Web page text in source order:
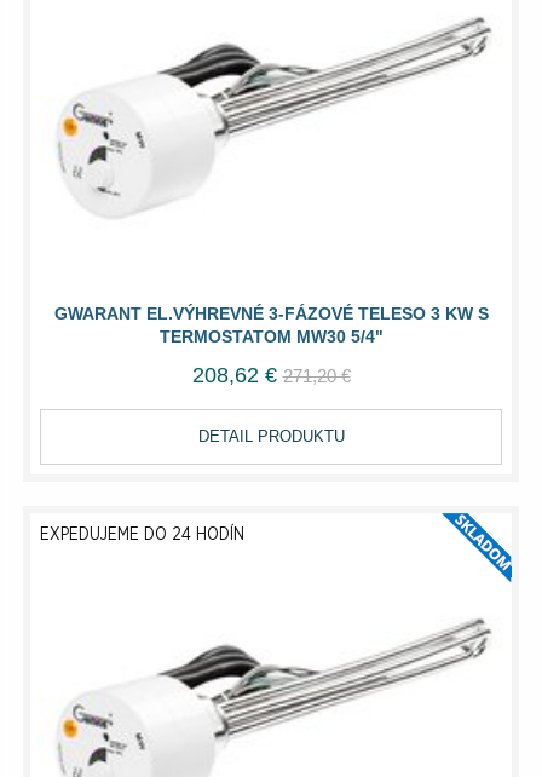
GWARANT EL.VÝHREVNÉ 3-FÁZOVÉ TELESO 3 KW S
TERMOSTATOM MW30 5/4"
208,62 € 271,20 €
DETAIL PRODUKTU
EXPEDUJEME DO 24 HODÍN